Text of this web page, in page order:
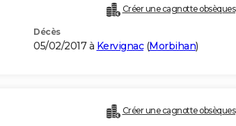
Créer une cagnotte obsèques
Décès
05/02/2017 à Kervignac(Morbihan)
Créer une cagnotte obsèques